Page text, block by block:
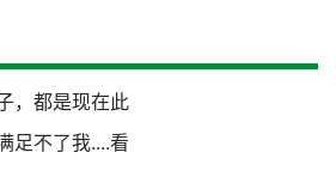
，都是现在此
足不了我....看